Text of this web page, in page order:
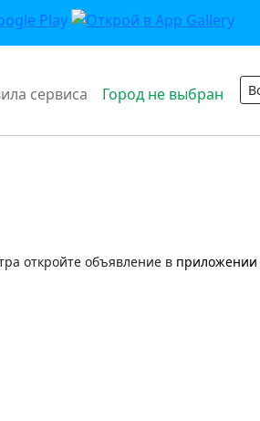
сервиса Город не выбран
откройте объявление в приложении